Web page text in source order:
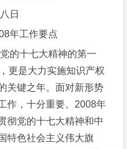
日
工作要点
十七大精神的第一
更是大力实施知识产权
关键之年。面对新形势
作，十分重要。2008年
彻党的十七大精神和中
特色社会主义伟大旗